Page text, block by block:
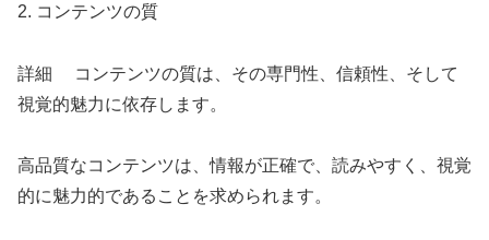
2. コンテンツの質
詳細 コンテンツの質は、その専門性、信頼性、そして
視覚的魅力に依存します。
高品質なコンテンツは、情報が正確で、読みやすく、視覚
的に魅力的であることを求められます。